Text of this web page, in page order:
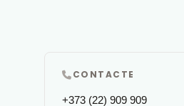
CONTACTE
+373 (22) 909 909